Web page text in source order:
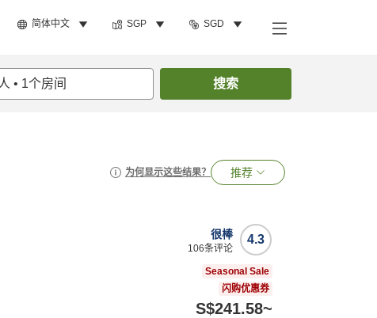
简体中文 SGP SGD
人 • 1个房间 搜索
为何显示这些结果？ 推荐
4.3
很棒
106条评论
Seasonal Sale
闪购优惠券
S$241.58~